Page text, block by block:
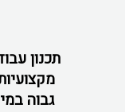
תכנון
גבוה